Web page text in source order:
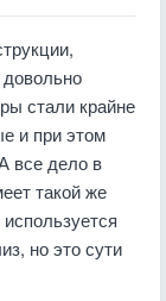
стали крайне
и при этом
все дело в
такой же
но это сути